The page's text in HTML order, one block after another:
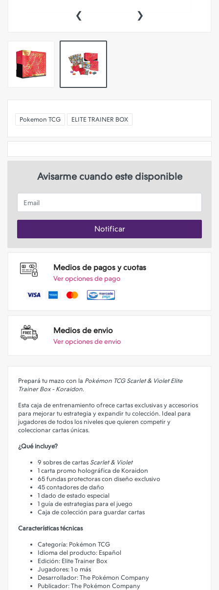
‹ ›
Pokemon TCG ELITE TRAINER BOX
Avisarme cuando este disponible
Email
Notificar
Medios de pagos y cuotas
Ver opciones de pago
Medios de envio
Ver opciones de envio
Prepará tu mazo con la Pokémon TCG Scarlet & Violet Elite
Trainer Box - Koraidon.
Esta caja de entrenamiento ofrece cartas exclusivas y accesorios
para mejorar tu estrategia y expandir tu colección. Ideal para
jugadores de todos los niveles que quieren competir y
coleccionar cartas únicas.
¿Qué incluye?
9 sobres de cartas Scarlet & Violet
1 carta promo holográfica de Koraidon
65 fundas protectoras con diseño exclusivo
45 contadores de daño
1 dado de estado especial
1 guía de estrategias para el juego
Caja de colección para guardar cartas
Características técnicas
Categoría: Pokémon TCG
Idioma del producto: Español
Edición: Elite Trainer Box
Jugadores: 1 o más
Desarrollador: The Pokémon Company
Publicador: The Pokémon Company